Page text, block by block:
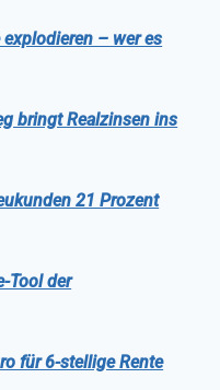
– wer es
bringt Realzinsen ins
21 Prozent
Tool der
für 6-stellige Rente